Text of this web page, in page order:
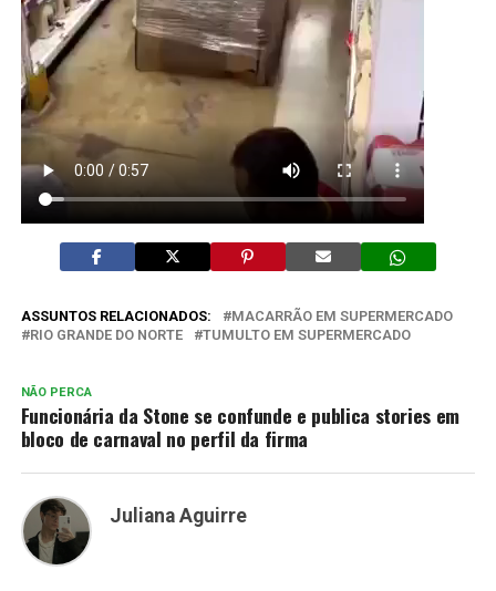
ASSUNTOS RELACIONADOS:
MACARRÃO EM SUPERMERCADO
RIO GRANDE DO NORTE
TUMULTO EM SUPERMERCADO
NÃO PERCA
Funcionária da Stone se confunde e publica stories em
bloco de carnaval no perfil da firma
Juliana Aguirre